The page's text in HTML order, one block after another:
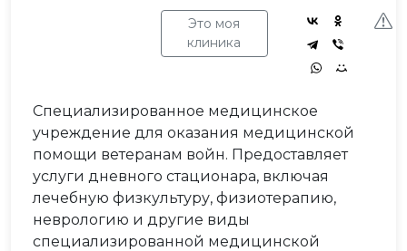
Это моя
клиника
Специализированное медицинское
учреждение для оказания медицинской
помощи ветеранам войн. Предоставляет
услуги дневного стационара, включая
лечебную физкультуру, физиотерапию,
неврологию и другие виды
специализированной медицинской